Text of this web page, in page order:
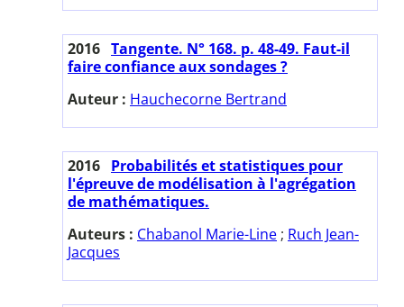
2016 Tangente. N° 168. p. 48-49. Faut-il
faire confiance aux sondages ?
Auteur : Hauchecorne Bertrand
2016 Probabilités et statistiques pour
l'épreuve de modélisation à l'agrégation
de mathématiques.
Auteurs : Chabanol Marie-Line ; Ruch Jean-
Jacques